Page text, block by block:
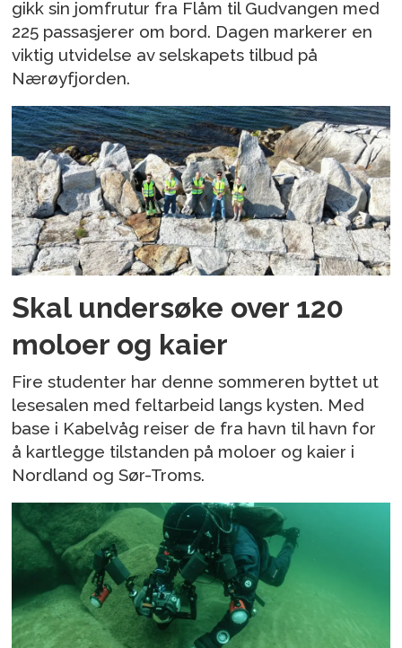
gikk sin jomfrutur fra Flåm til Gudvangen med
225 passasjerer om bord. Dagen markerer en
viktig utvidelse av selskapets tilbud på
Nærøyfjorden.
Skal undersøke over 120
moloer og kaier
Fire studenter har denne sommeren byttet ut
lesesalen med feltarbeid langs kysten. Med
base i Kabelvåg reiser de fra havn til havn for
å kartlegge tilstanden på moloer og kaier i
Nordland og Sør-Troms.